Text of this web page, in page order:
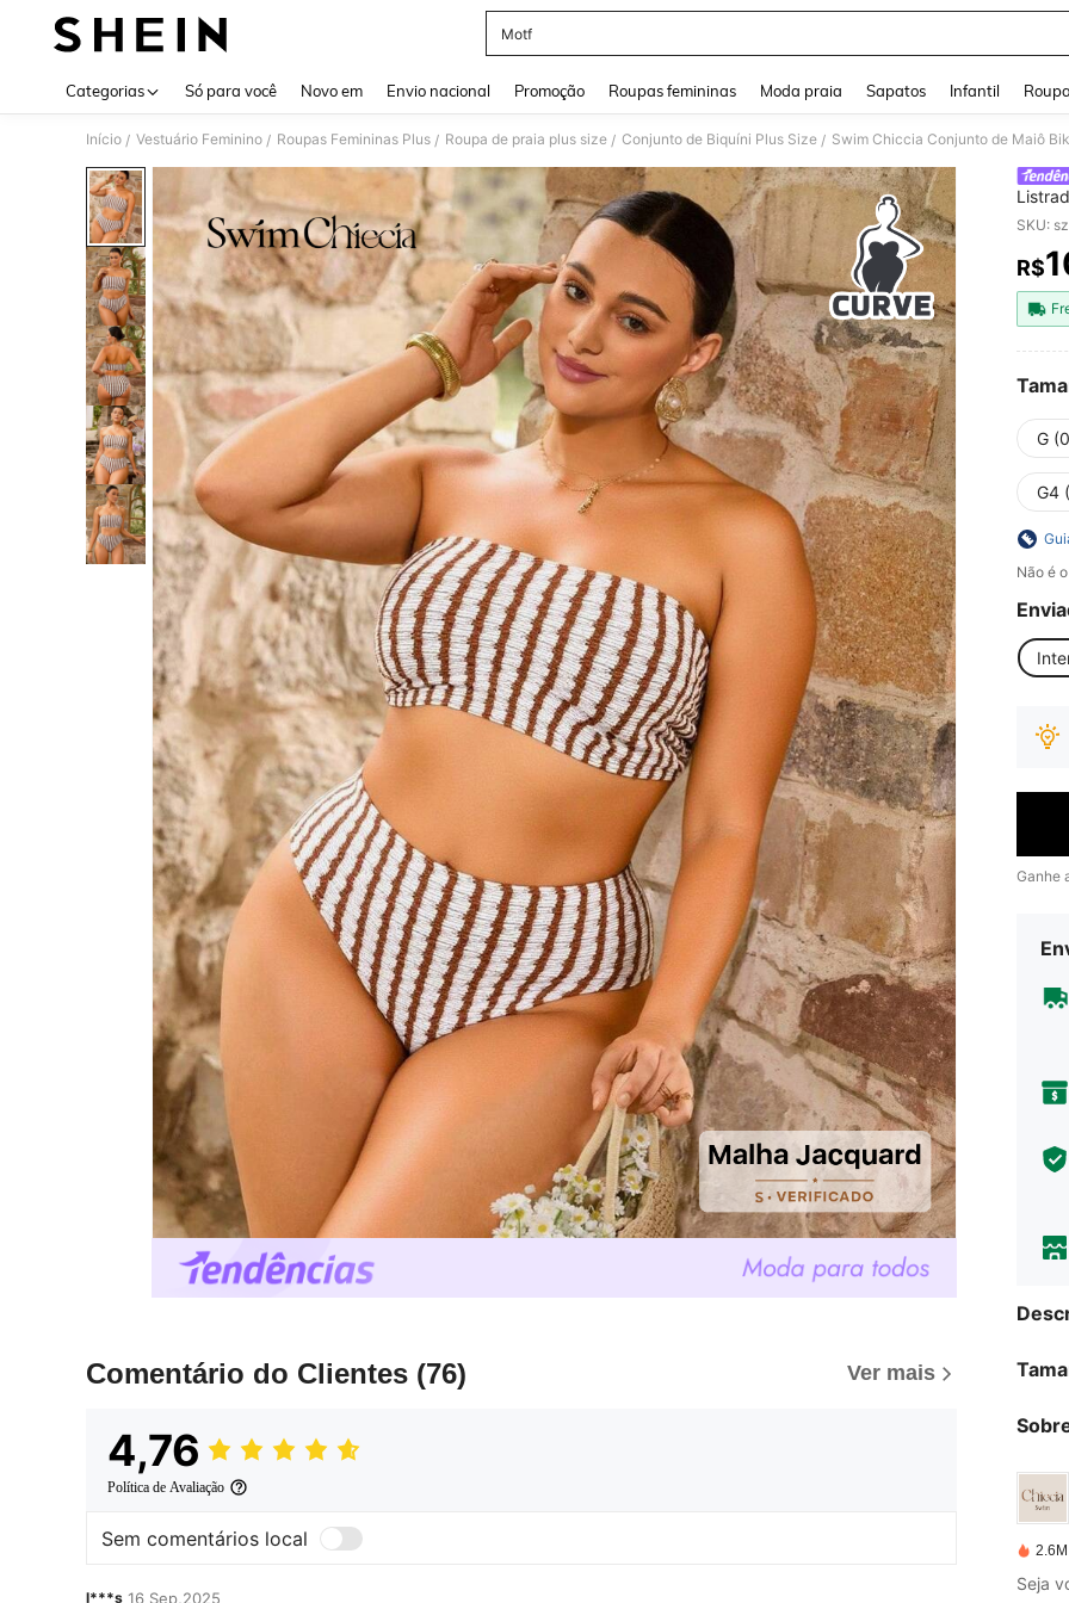
Motf
Categorias Só para você Novo em Envio nacional Promoção Roupas femininas Moda praia Sapatos Infantil
Início / Vestuário Feminino / Roupas Femininas Plus / Roupa de praia plus size / Conjunto de Biquíni Plus Size / Swim Chiccia Conjunto de Maiô
Comentário do Clientes (76) Ver mais
4,76
Política de Avaliação
Sem comentários local
l***s 16 Sep,2025
SKU:
R$
G
G4
Não é
Ganhe